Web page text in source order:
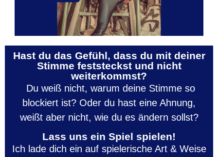
Hast du das Gefühl, dass du mit deiner
Stimme feststeckst und nicht
weiterkommst?
Du weiß nicht, warum deine Stimme so
blockiert ist? Oder du hast eine Ahnung,
weißt aber nicht, wie du es ändern sollst?
Lass uns ein Spiel spielen!
Ich lade dich ein auf spielerische Art & Weise